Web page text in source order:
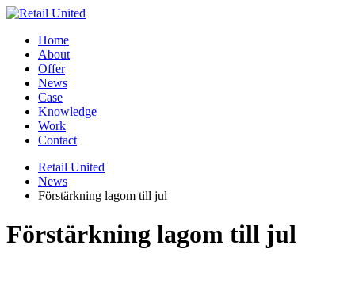
Home
About
Offer
News
Case
Knowledge
Work
Contact
Retail United
News
Förstärkning lagom till jul
Förstärkning lagom till jul